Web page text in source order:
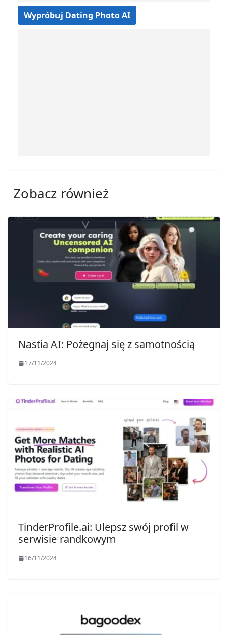
Wypróbuj Dating Photo AI
Zobacz również
Nastia AI: Pożegnaj się z samotnością
17/11/2024
TinderProfile.ai: Ulepsz swój profil w
serwisie randkowym
16/11/2024